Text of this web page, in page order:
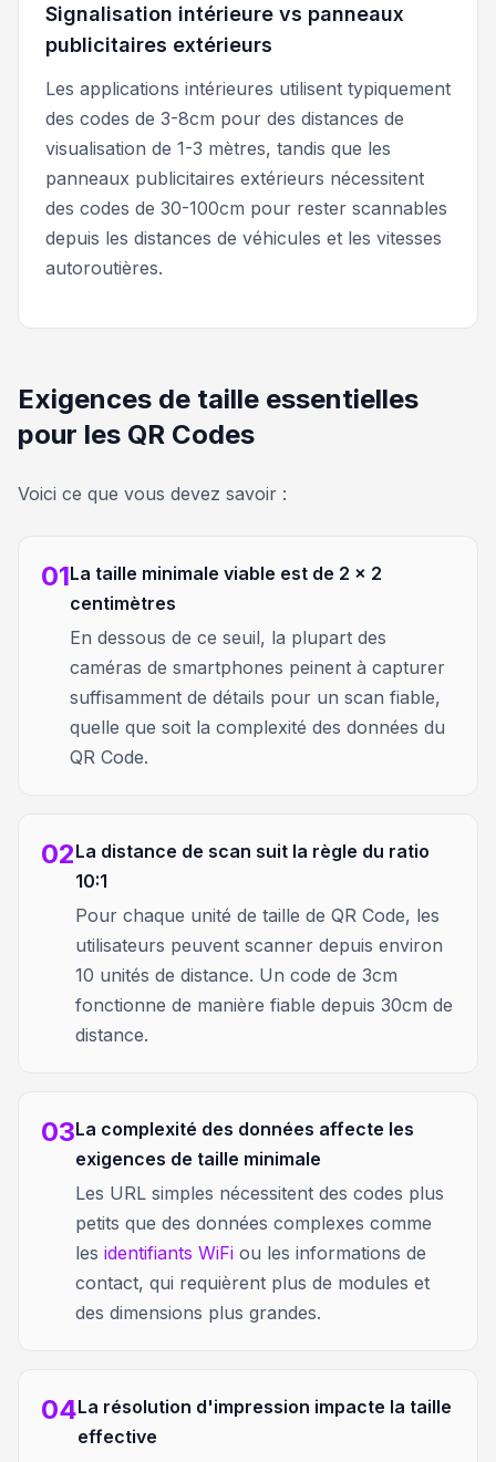
Signalisation intérieure vs panneaux
publicitaires extérieurs
Les applications intérieures utilisent typiquement
des codes de 3-8cm pour des distances de
visualisation de 1-3 mètres, tandis que les
panneaux publicitaires extérieurs nécessitent
des codes de 30-100cm pour rester scannables
depuis les distances de véhicules et les vitesses
autoroutières.
Exigences de taille essentielles
pour les QR Codes
Voici ce que vous devez savoir :
01La taille minimale viable est de 2 x 2
centimètres
En dessous de ce seuil, la plupart des
caméras de smartphones peinent à capturer
suffisamment de détails pour un scan fiable,
quelle que soit la complexité des données du
QR Code.
02La distance de scan suit la règle du ratio
10:1
Pour chaque unité de taille de QR Code, les
utilisateurs peuvent scanner depuis environ
10 unités de distance. Un code de 3cm
fonctionne de manière fiable depuis 30cm de
distance.
03La complexité des données affecte les
exigences de taille minimale
Les URL simples nécessitent des codes plus
petits que des données complexes comme
les identifiants WiFi ou les informations de
contact, qui requièrent plus de modules et
des dimensions plus grandes.
04La résolution d'impression impacte la taille
effective